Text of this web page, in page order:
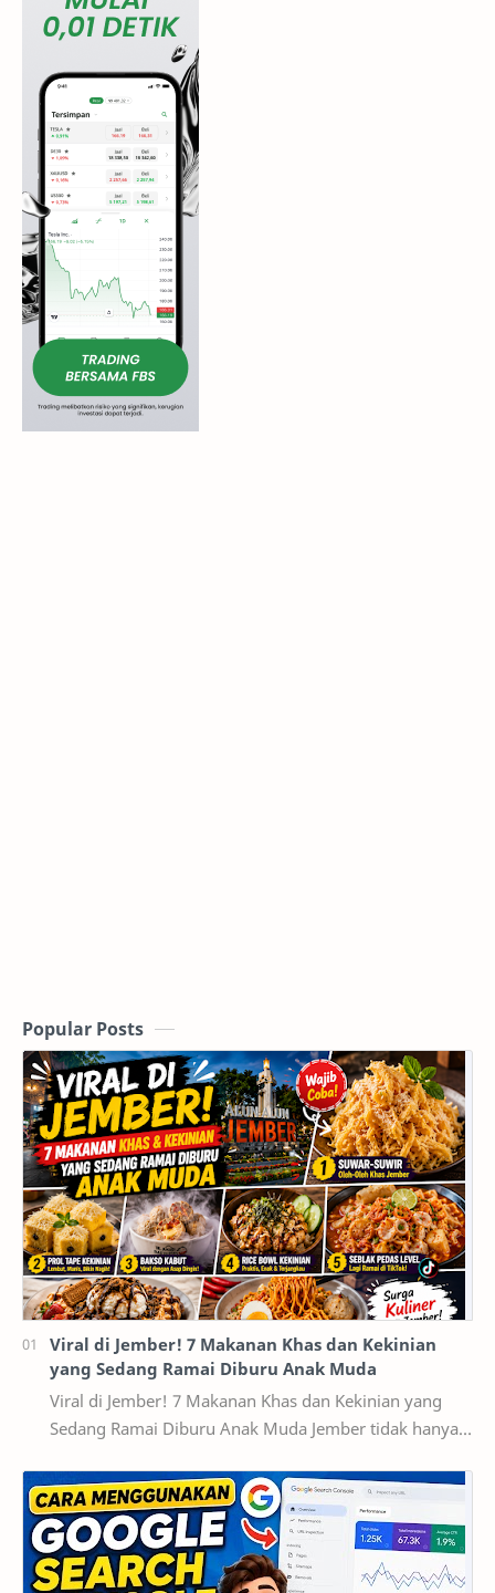
Popular Posts
Viral di Jember! 7 Makanan Khas dan Kekinian
yang Sedang Ramai Diburu Anak Muda
Viral di Jember! 7 Makanan Khas dan Kekinian yang
Sedang Ramai Diburu Anak Muda Jember tidak hanya